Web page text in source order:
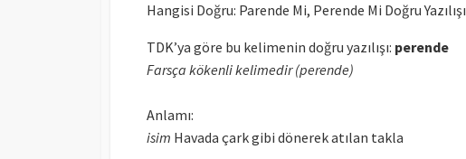
Hangisi Doğru: Parende Mi, Perende Mi Doğru Yazılışı
TDK’ya göre bu kelimenin doğru yazılışı: perende
Farsça kökenli kelimedir (perende)
Anlamı:
isim Havada çark gibi dönerek atılan takla